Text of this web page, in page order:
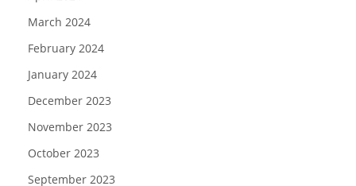
March 2024
February 2024
January 2024
December 2023
November 2023
October 2023
September 2023